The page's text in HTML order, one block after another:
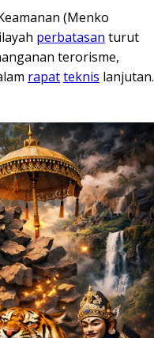
(Menko
perbatasan turut
terorisme,
rapatteknis lanjutan.